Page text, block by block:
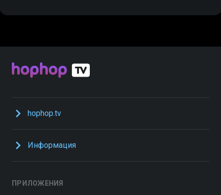
hophop.tv
Информация
ПРИЛОЖЕНИЯ